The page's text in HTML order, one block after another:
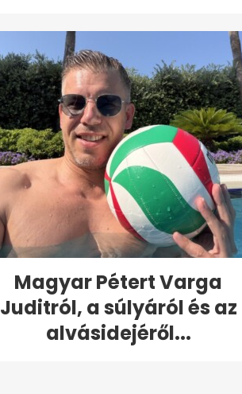
Magyar Pétert Varga
Juditról, a súlyáról és az
alvásidejéről...